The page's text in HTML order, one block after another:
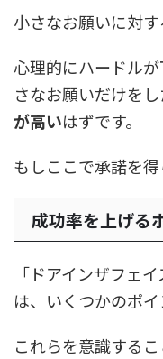
小さなお願いに対す
心理的にハードル
さなお願いだけを
が高いはずです。
もしここで承諾を
成功率を上げる
「ドアインザフェ
は、いくつかのポイ
これらを意識する